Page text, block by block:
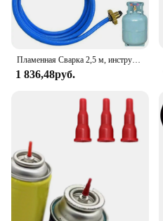
Пламенная Сварка 2,5 м, инструмент для пайки из меди и алюминия, Сжиженный пропановый газ, товар для плавления драгоценных металлов
1 836,48руб.